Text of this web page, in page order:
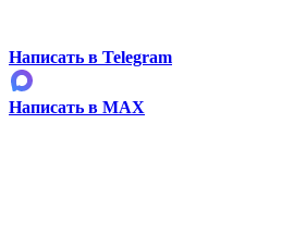
Написать в Telegram
Написать в MAX